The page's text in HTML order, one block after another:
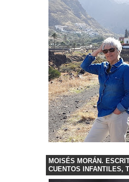
MOISÉS MORÁN.
CUENTOS INFANTILES,